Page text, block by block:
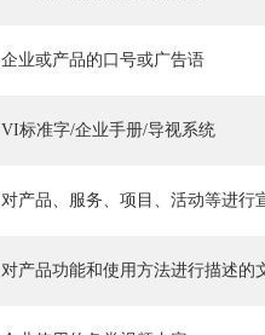
企业或产品的口号或广告语
VI标准字/企业手册/导视系统
对产品、服务、项目、活动等进行
对产品功能和使用方法进行描述的